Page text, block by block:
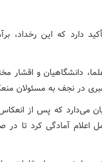
دارد که این رخداد،
دانشگاهیان و اقشار
در نجف به مسئولان
می‌دارد که پس از
اعلام آمادگی کرد تا